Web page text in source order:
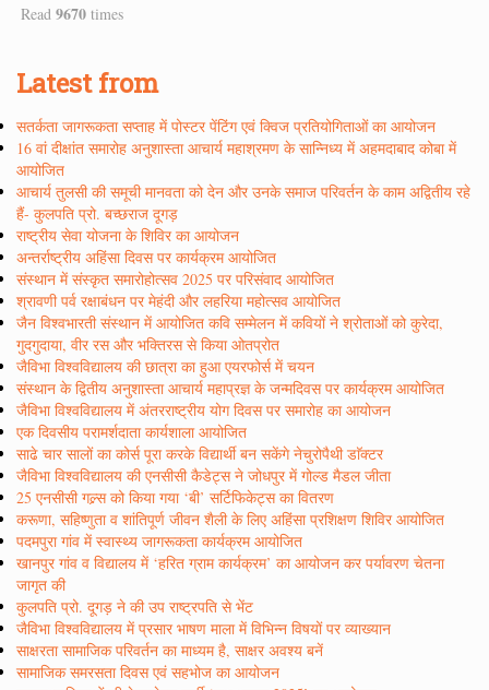
Read 9670 times
Latest from
सतर्कता जागरूकता सप्ताह में पोस्टर पेंटिंग एवं क्विज प्रतियोगिताओं का आयोजन
16 वां दीक्षांत समारोह अनुशास्ता आचार्य महाश्रमण के सान्निध्य में अहमदाबाद कोबा में
आयोजित
आचार्य तुलसी की समूची मानवता को देन और उनके समाज परिवर्तन के काम अद्वितीय रहे
हैं- कुलपति प्रो. बच्छराज दूगड़
राष्ट्रीय सेवा योजना के शिविर का आयोजन
अन्तर्राष्ट्रीय अहिंसा दिवस पर कार्यक्रम आयोजित
संस्थान में संस्कृत समारोहोत्सव 2025 पर परिसंवाद आयोजित
श्रावणी पर्व रक्षाबंधन पर मेहंदी और लहरिया महोत्सव आयोजित
जैन विश्वभारती संस्थान में आयोजित कवि सम्मेलन में कवियों ने श्रोताओं को कुरेदा,
गुदगुदाया, वीर रस और भक्तिरस से किया ओतप्रोत
जैविभा विश्वविद्यालय की छात्रा का हुआ एयरफोर्स में चयन
संस्थान के द्वितीय अनुशास्ता आचार्य महाप्रज्ञ के जन्मदिवस पर कार्यक्रम आयोजित
जैविभा विश्वविद्यालय में अंतरराष्ट्रीय योग दिवस पर समारोह का आयोजन
एक दिवसीय परामर्शदाता कार्यशाला आयोजित
साढे चार सालों का कोर्स पूरा करके विद्यार्थी बन सकेंगे नेचुरोपैथी डाॅक्टर
जैविभा विश्वविद्यालय की एनसीसी कैडेट्स ने जोधपुर में गोल्ड मैडल जीता
25 एनसीसी गल्र्स को किया गया ‘बी’ सर्टिफिकेट्स का वितरण
करूणा, सहिष्णुता व शांतिपूर्ण जीवन शैली के लिए अहिंसा प्रशिक्षण शिविर आयोजित
पदमपुरा गांव में स्वास्थ्य जागरूकता कार्यक्रम आयोजित
खानपुर गांव व विद्यालय में ‘हरित ग्राम कार्यक्रम’ का आयोजन कर पर्यावरण चेतना
जागृत की
कुलपति प्रो. दूगड़ ने की उप राष्ट्रपति से भेंट
जैविभा विश्वविद्यालय में प्रसार भाषण माला में विभिन्न विषयों पर व्याख्यान
साक्षरता सामाजिक परिवर्तन का माध्यम है, साक्षर अवश्य बनें
सामाजिक समरसता दिवस एवं सहभोज का आयोजन